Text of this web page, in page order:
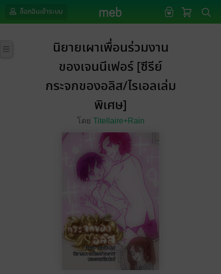
ล็อกอินเข้าระบบ
นิยายเผาเพื่อนร่วมงาน
ของเจนนีเฟอร์ [ซีรีย์
กระจกของอลิส/ไรเอลเล่ม
พิเศษ]
โดย Titellaire+Rain